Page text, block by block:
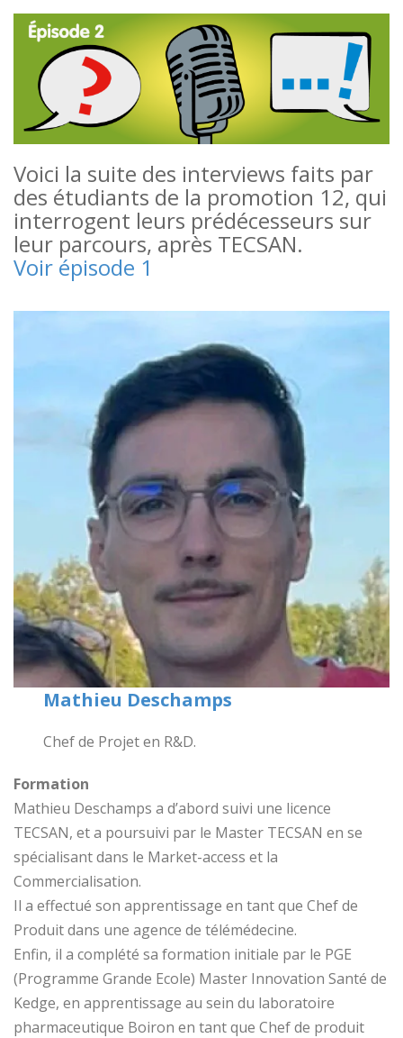
Voici la suite des interviews faits par
des étudiants de la promotion 12, qui
interrogent leurs prédécesseurs sur
leur parcours, après TECSAN.
Voir épisode 1
Mathieu Deschamps
Chef de Projet en R&D.
Formation
Mathieu Deschamps a d’abord suivi une licence
TECSAN, et a poursuivi par le Master TECSAN en se
spécialisant dans le Market-access et la
Commercialisation.
Il a effectué son apprentissage en tant que Chef de
Produit dans une agence de télémédecine.
Enfin, il a complété sa formation initiale par le PGE
(Programme Grande Ecole) Master Innovation Santé de
Kedge, en apprentissage au sein du laboratoire
pharmaceutique Boiron en tant que Chef de produit